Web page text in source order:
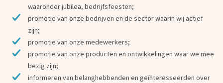
waaronder jubilea, bedrijfsfeesten;
promotie van onze bedrijven en de sector waarin wij actief
zijn;
promotie van onze medewerkers;
promotie van onze producten en ontwikkelingen waar we mee
bezig zijn;
informeren van belanghebbenden en geïnteresseerden over